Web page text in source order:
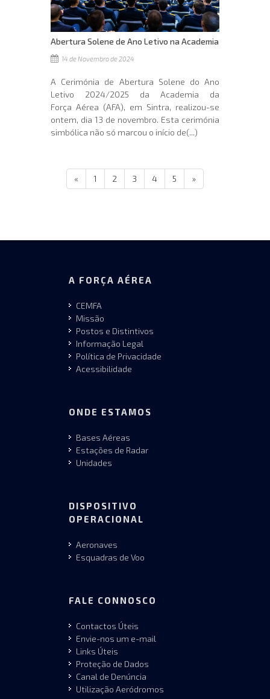
Abertura Solene de Ano Letivo na Academia
14 de Novembro de 2024
A Cerimónia de Abertura Solene do Ano
Letivo 2024/2025 da Academia da
Força Aérea (AFA), em Sintra, realizou-se
ontem, dia 13 de novembro. Esta cerimónia
simbólica não só marcou o início de(...)
« 1 2 3 4 5 »
A FORÇA AÉREA
CEMFA
Missão
Postos e Distintivos
Informação Legal
Política de Privacidade
Acessibilidade
ONDE ESTAMOS
Bases Aéreas
Estações de Radar
Unidades
DISPOSITIVO
OPERACIONAL
Aeronaves
Esquadras de Voo
FALE CONNOSCO
Contactos Úteis
Envie-nos um e-mail
Links Úteis
Proteção de Dados
Canal de Denúncia
Utilização Aeródromos